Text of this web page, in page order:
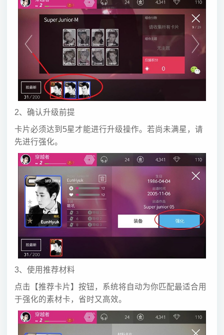
2、确认升级前提
卡片必须达到5星才能进行升级操作。若尚未满星，请
先进行强化。
3、使用推荐材料
点击【推荐卡片】按钮，系统将自动为你匹配最适合用
于强化的素材卡，省时又高效。